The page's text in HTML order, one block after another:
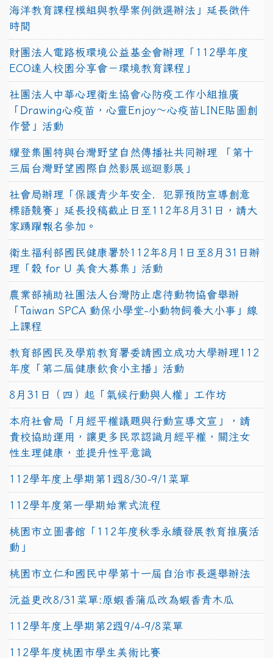
海洋教育課程模組與教學案例徵選辦法」延長徵件
時間
財團法人電路板環境公益基金會辦理「112學年度
ECO達人校園分享會－環境教育課程」
社團法人中華心理衛生協會心防疫工作小組推廣
「Drawing心疫苗，心靈Enjoy〜心疫苗LINE貼圖創
作營」活動
耀登集團特與台灣野望自然傳播社共同辦理 「第十
三屆台灣野望國際自然影展巡迴影展」
社會局辦理「保護青少年安全．犯罪預防宣導創意
標語競賽」延長投稿截止日至112年8月31日，請大
家踴躍報名參加。
衛生福利部國民健康署於112年8月1日至8月31日辦
理「穀 for U 美食大募集」活動
農業部補助社團法人台灣防止虐待動物協會舉辦
「Taiwan SPCA 動保小學堂-小動物飼養大小事」線
上課程
教育部國民及學前教育署委請國立成功大學辦理112
年度「第二屆健康飲食小主播」活動
8月31日（四）起「氣候行動與人權」工作坊
本府社會局「月經平權議題與行動宣導文宣」，請
貴校協助運用，讓更多民眾認識月經平權，關注女
性生理健康，並提升性平意識
112學年度上學期第1週8/30-9/1菜單
112學年度第一學期始業式流程
桃園市立圖書館「112年度秋季永續發展教育推廣活
動」
桃園市立仁和國民中學第十一屆自治市長選舉辦法
沅益更改8/31菜單:原蝦香蒲瓜改為蝦香青木瓜
112學年度上學期第2週9/4-9/8菜單
112學年度桃園市學生美術比賽